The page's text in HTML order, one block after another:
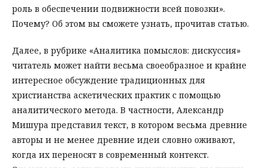
роль в обеспечении подвижности всей повозки».
Почему? Об этом вы сможете узнать, прочитав статью.
Далее, в рубрике «Аналитика помыслов: дискуссия»
читатель может найти весьма своеобразное и крайне
интересное обсуждение традиционных для
христианства аскетических практик с помощью
аналитического метода. В частности, Александр
Мишура представил текст, в котором весьма древние
авторы и не менее древние идеи словно оживают,
когда их переносят в современный контекст.